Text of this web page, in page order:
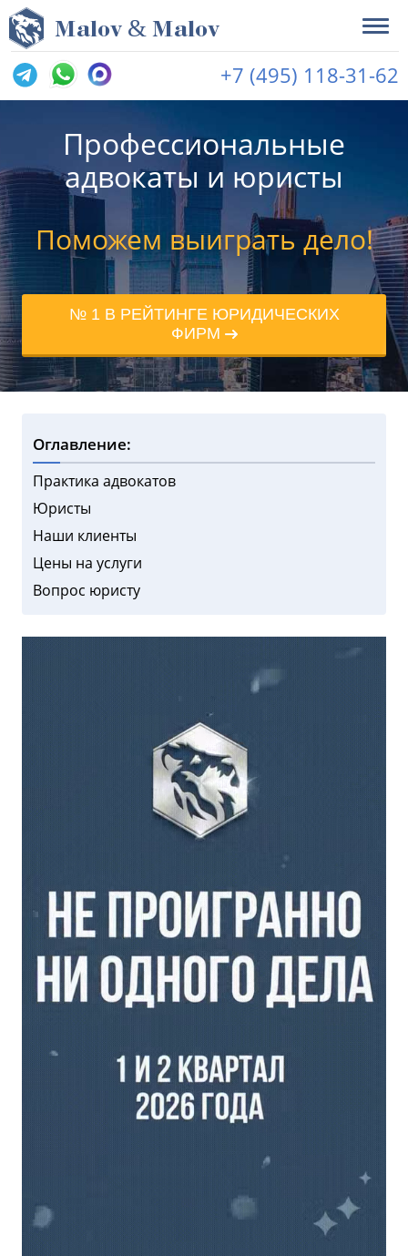
Malov & Malov
+7 (495) 118-31-62
Профессиональные
адвокаты и юристы
Поможем выиграть дело!
№ 1 В РЕЙТИНГЕ ЮРИДИЧЕСКИХ
ФИРМ
Оглавление:
Практика адвокатов
Юристы
Наши клиенты
Цены на услуги
Вопрос юристу